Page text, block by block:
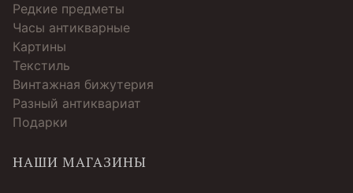
Редкие предметы
Часы антикварные
Картины
Текстиль
Винтажная бижутерия
Разный антиквариат
Подарки
НАШИ МАГАЗИНЫ